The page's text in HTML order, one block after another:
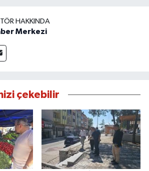
HAKKINDA
Merkezi
çekebilir